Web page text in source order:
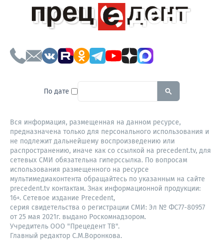
По дате To search this site, enter a
Вся информация, размещенная на данном ресурсе,
предназначена только для персонального использования и
не подлежит дальнейшему воспроизведению или
распространению, иначе как со ссылкой на precedent.tv, для
сетевых СМИ обязательна гиперссылка. По вопросам
использования размещенного на ресурсе
мультимедиаконтента обращайтесь по указанным на сайте
precedent.tv контактам. Знак информационной продукции:
16+. Сетевое издание Precedent,
серия свидетельства о регистрации СМИ: Эл № ФС77-80957
от 25 мая 2021г. выдано Роскомнадзором.
Учредитель ООО "Прецедент ТВ".
Главный редактор С.М.Воронкова.